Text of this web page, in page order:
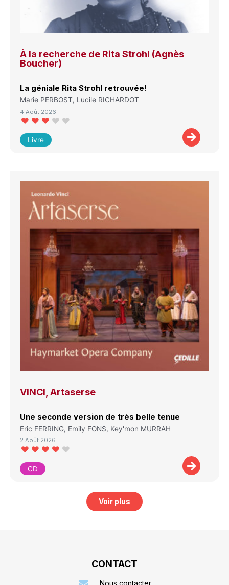
À la recherche de Rita Strohl (Agnès
Boucher)
La géniale Rita Strohl retrouvée!
Marie PERBOST, Lucile RICHARDOT
4 Août 2026
Livre
VINCI, Artaserse
Une seconde version de très belle tenue
Eric FERRING, Emily FONS, Key'mon MURRAH
2 Août 2026
CD
Voir plus
CONTACT